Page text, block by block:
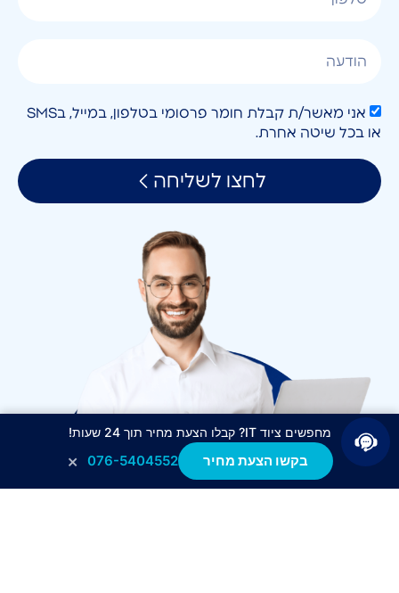
אני מאשר/ת קבלת חומר פרסומי בטלפון, במייל, בSMS
או בכל שיטה אחרת.
לחצו לשליחה
מחפשים ציוד IT? קבלו הצעת מחיר תוך 24 שעות!
בקשו הצעת מחיר 076-5404552
×